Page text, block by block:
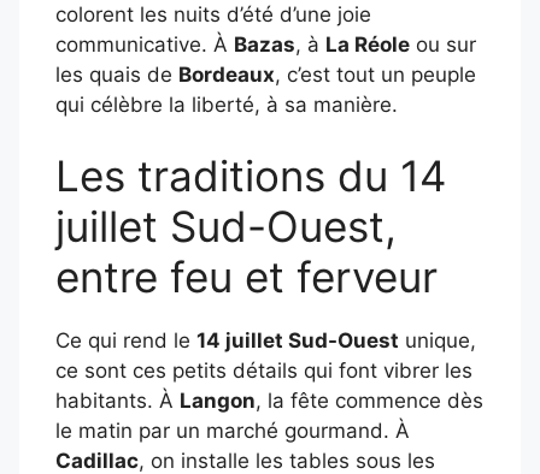
colorent les nuits d’été d’une joie
communicative. À Bazas, à La Réole ou sur
les quais de Bordeaux, c’est tout un peuple
qui célèbre la liberté, à sa manière.
Les traditions du 14
juillet Sud-Ouest,
entre feu et ferveur
Ce qui rend le 14 juillet Sud-Ouest unique,
ce sont ces petits détails qui font vibrer les
habitants. À Langon, la fête commence dès
le matin par un marché gourmand. À
Cadillac, on installe les tables sous les